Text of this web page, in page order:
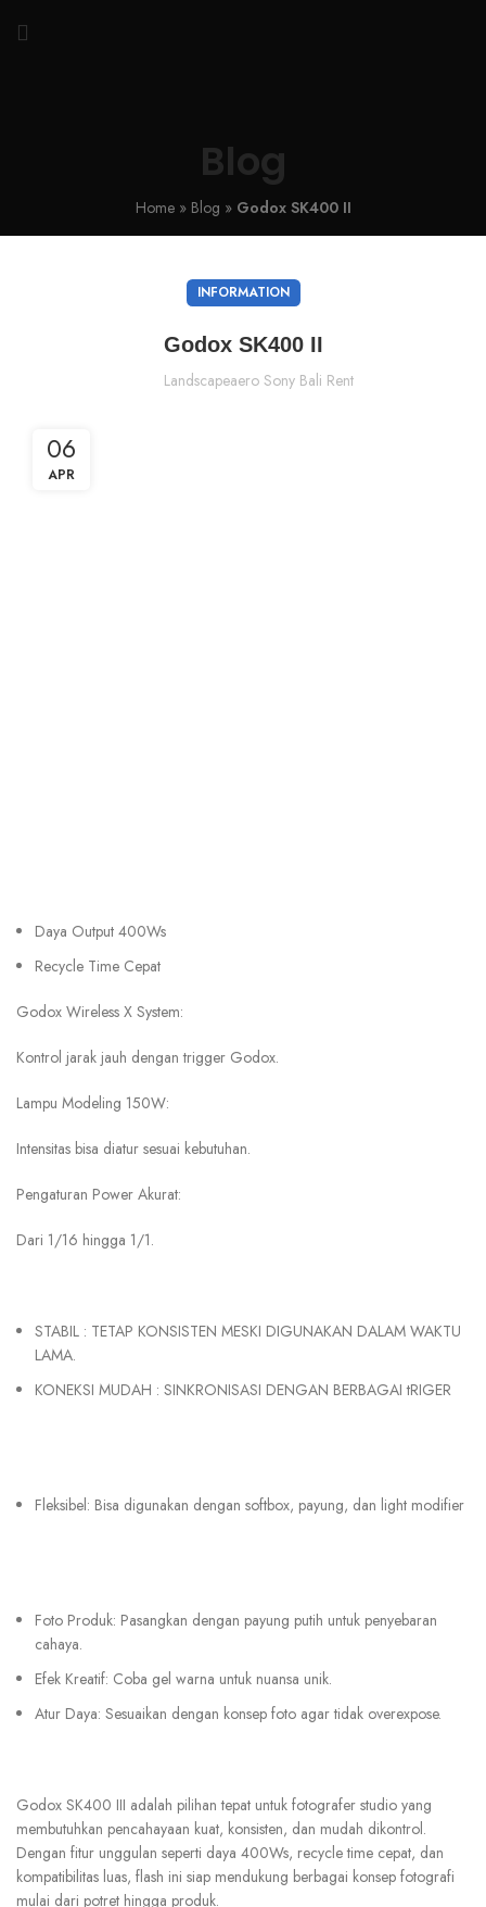
Blog
Home» Blog » Godox SK400 II
INFORMATION
Godox SK400 II
Landscapeaero Sony Bali Rent
06
APR
Daya Output 400Ws
Recycle Time Cepat
Godox Wireless X System:
Kontrol jarak jauh dengan trigger Godox.
Lampu Modeling 150W:
Intensitas bisa diatur sesuai kebutuhan.
Pengaturan Power Akurat:
Dari 1/16 hingga 1/1.
STABIL : TETAP KONSISTEN MESKI DIGUNAKAN DALAM WAKTU
LAMA.
KONEKSI MUDAH : SINKRONISASI DENGAN BERBAGAI tRIGER
Fleksibel: Bisa digunakan dengan softbox, payung, dan light modifier
Foto Produk: Pasangkan dengan payung putih untuk penyebaran
cahaya.
Efek Kreatif: Coba gel warna untuk nuansa unik.
Atur Daya: Sesuaikan dengan konsep foto agar tidak overexpose.
Godox SK400 III adalah pilihan tepat untuk fotografer studio yang
membutuhkan pencahayaan kuat, konsisten, dan mudah dikontrol.
Dengan fitur unggulan seperti daya 400Ws, recycle time cepat, dan
kompatibilitas luas, flash ini siap mendukung berbagai konsep fotografi
mulai dari potret hingga produk.